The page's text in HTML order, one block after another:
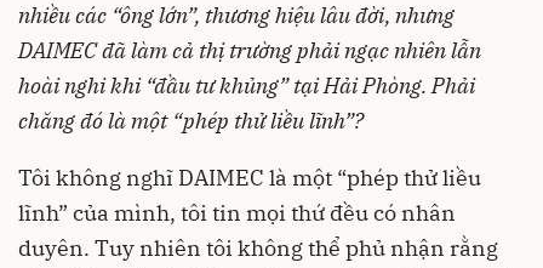
nhiều các “ông lớn”, thương hiệu lâu đời, nhưng
DAIMEC đã làm cả thị trường phải ngạc nhiên lẫn
hoài nghi khi “đầu tư khủng” tại Hải Phòng. Phải
chăng đó là một “phép thử liều lĩnh”?
Tôi không nghĩ DAIMEC là một “phép thử liều
lĩnh” của mình, tôi tin mọi thứ đều có nhân
duyên. Tuy nhiên tôi không thể phủ nhận rằng